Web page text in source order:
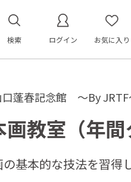
検索 ログイン お気に入り
口蓬春記念館 ～By JRTF
画教室（年
の基本的な技法を習得